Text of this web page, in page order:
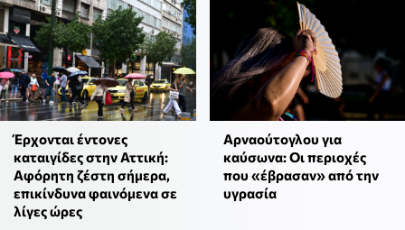
Έρχονται έντονες
καταιγίδες στην Αττική:
Αφόρητη ζέστη σήμερα,
επικίνδυνα φαινόμενα σε
λίγες ώρες
Αρναούτογλου για
καύσωνα: Οι περιοχές
που «έβρασαν» από την
υγρασία